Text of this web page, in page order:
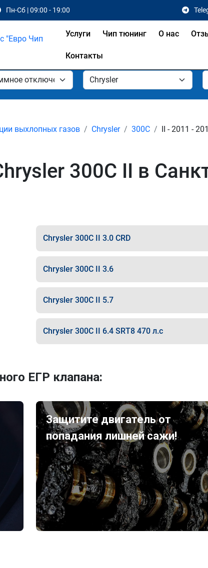
Пн-Сб | 09:00 - 19:00
Услуги Чип тюнинг О нас
Контакты
выхлопных газов Chrysler 300C II - 2011 -
300C II в
Chrysler 300C II 3.0 CRD
Chrysler 300C II 3.6
Chrysler 300C II 5.7
Chrysler 300C II 6.4 SRT8 470 л.с
ЕГР клапана:
Защитите двигатель от
попадания лишней сажи!